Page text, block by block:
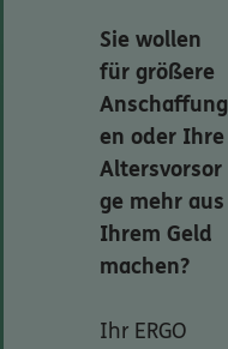
Sie wollen
für größere
Anschaffung
en oder Ihre
Altersvorsor
ge mehr aus
Ihrem Geld
machen?
Ihr ERGO